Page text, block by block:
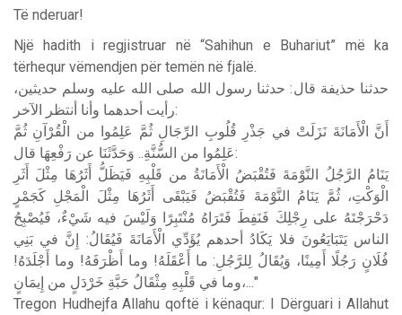
Të nderuar!
Një hadith i regjistruar në “Sahihun e Buhariut” më ka
tërhequr vëmendjen për temën në fjalë.
حدثنا حذيفة قال: حدثنا رسول الله صلى الله عليه وسلم حديثين،
رأيت أحدهما وأنا أنتظر الآخر
:
أَنَّ الْأَمَانَةَ نَزَلَتْ في جَذْرِ قُلُوبِ الرِّجَالِ ثُمَّ عَلِمُوا من الْقُرْآنِ ثُمَّ
عَلِمُوا من السُّنَّةِ وَحَدَّثَنَا عن رَفْعِهَا قال
:
يَنَامُ الرَّجُلُ النَّوْمَةَ فَتُقْبَضُ الْأَمَانَةُ من قَلْبِهِ فَيَظَلُّ أَثَرُهَا مِثْلَ أَثَرِ
الْوَكْتِ، ثُمَّ يَنَامُ النَّوْمَةَ فَتُقْبَضُ فَيَبْقَى أَثَرُهَا مِثْلَ الْمَجْلِ كَجَمْرٍ
دَحْرَجْتَهُ على رِجْلِكَ فَنَفِطَ فَتَرَاهُ مُنْتَبِرًا وَلَيْسَ فيه شَيْءٌ، فَيُصْبِحُ
الناس يَتَبَايَعُونَ فلا يَكَادُ أحدهم يُؤَدِّي الْأَمَانَةَ فَيُقَالُ: إِنَّ في بَنِي
فُلَانٍ رَجُلًا أَمِينًا، وَيُقَالُ لِلرَّجُلِ: ما أَعْقَلَهُ! وما أَظْرَفَهُ! وما أَجْلَدَهُ!
وما في قَلْبِهِ مِثْقَالُ حَبَّةِ خَرْدَلٍ من إِيمَانٍ، ..."
Tregon Hudhejfa Allahu qoftë i kënaqur: I Dërguari i Allahut